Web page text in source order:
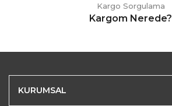
Kargo Sorgulama
Kargom Nerede?
KURUMSAL